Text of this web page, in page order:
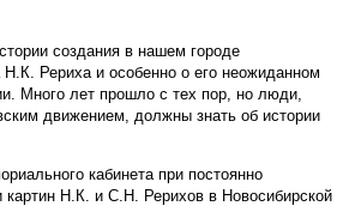
создания в нашем городе
Рериха и особенно о его неожиданном
Много лет прошло с тех пор, но люди,
движением, должны знать об истории
кабинета при постоянно
картин Н.К. и С.Н. Рерихов в Новосибирской